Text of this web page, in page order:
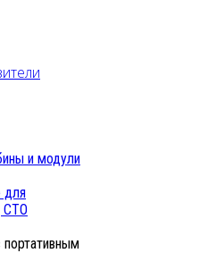
и модули
для
СТО
портативным